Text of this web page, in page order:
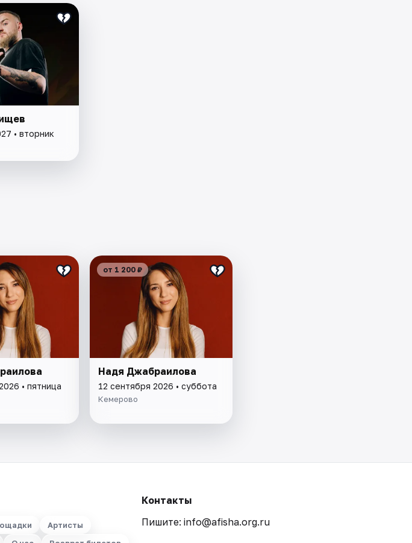
• вторник
• пятница
от 1 200 ₽
Надя Джабраилова
12 сентября 2026 • суббота
Кемерово
Артисты
Контакты
Пишите: info@afisha.org.ru